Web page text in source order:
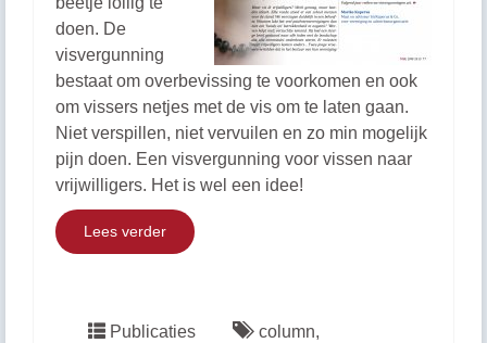
doen. De
visvergunning
bestaat om overbevissing te voorkomen en ook
om vissers netjes met de vis om te laten gaan.
Niet verspillen, niet vervuilen en zo min mogelijk
pijn doen. Een visvergunning voor vissen naar
vrijwilligers. Het is wel een idee!
Lees verder
Publicaties column,